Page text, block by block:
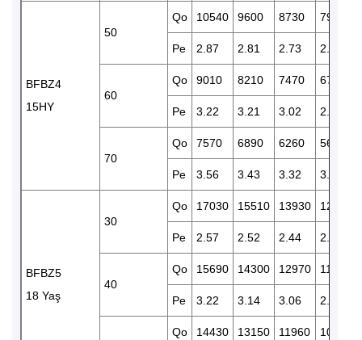
BFBZ4
15HY
50
Qo 10540 9600 8730 7950
Pe 2.87 2.81 2.73 2.65
60
Qo 9010 8210 7470 6780
Pe 3.22 3.21 3.02 2.93
70
Qo 7570 6890 6260 5670
Pe 3.56 3.43 3.32 3.20
BFBZ5
18 Yaş
30
Qo 17030 15510 13930 12720
Pe 2.57 2.52 2.44 2.40
40
Qo 15690 14300 12970 11750
Pe 3.22 3.14 3.06 2.96
Qo 14430 13150 11960 10800